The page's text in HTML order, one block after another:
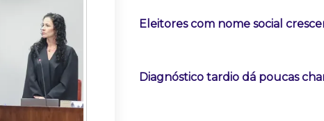
Eleitores com nome social
Diagnóstico tardio dá poucas